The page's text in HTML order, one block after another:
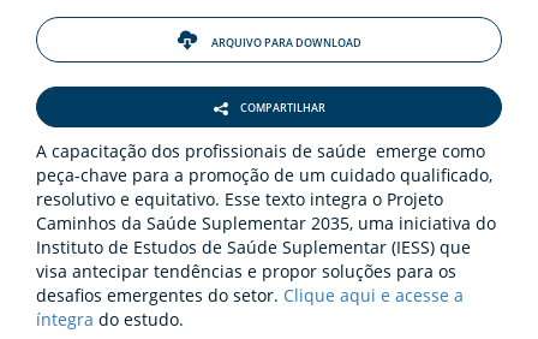
ARQUIVO PARA DOWNLOAD
COMPARTILHAR
A capacitação dos profissionais de saúde emerge como
peça-chave para a promoção de um cuidado qualificado,
resolutivo e equitativo. Esse texto integra o Projeto
Caminhos da Saúde Suplementar 2035, uma iniciativa do
Instituto de Estudos de Saúde Suplementar (IESS) que
visa antecipar tendências e propor soluções para os
desafios emergentes do setor. Clique aqui e acesse a
íntegra do estudo.